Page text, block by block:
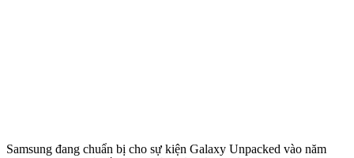
Samsung đang chuẩn bị cho sự kiện Galaxy Unpacked vào năm